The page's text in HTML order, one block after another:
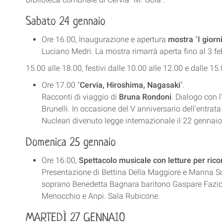
Sabato 24 gennaio
Ore 16.00, Inaugurazione e apertura mostra “I
Luciano Medri. La mostra rimarrà aperta fino al 3
15.00 alle 18.00, festivi dalle 10.00 alle 12.00 e dalle
Ore 17.00 "Cervia, Hiroshima, Nagasaki".
Racconti di viaggio di Bruna Rondoni . Dialogo
Brunelli. In occasione del V anniversario
Nucleari divenuto legge internazionale il 22
Domenica 25 gennaio
Ore 16.00, Spettacolo musicale con letture per
Presentazione di Bettina Della Maggiore e Marina
soprano Benedetta Bagnara baritono Gaspare
Menocchio e Anpi. Sala Rubicone.
MARTEDÌ 27 GENNAIO